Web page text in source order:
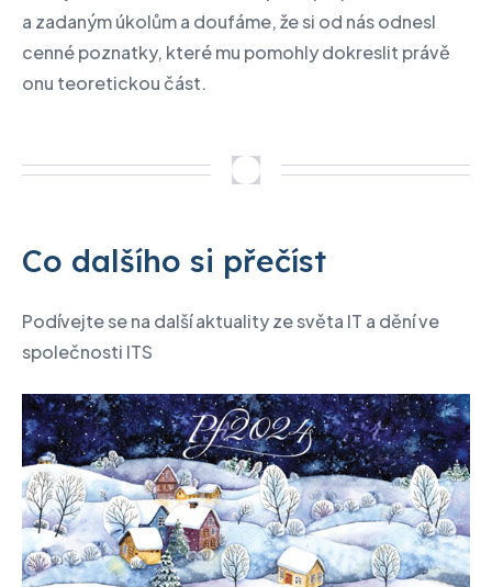
a zadaným úkolům a doufáme, že si od nás odnesl
cenné poznatky, které mu pomohly dokreslit právě
onu teoretickou část.
Co dalšího si přečíst
Podívejte se na další aktuality ze světa IT a dění ve
společnosti ITS